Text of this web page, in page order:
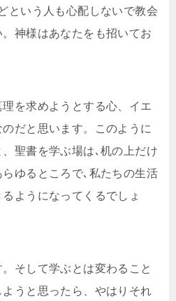
という人も心配しないで教会
神様はあなたをも招いてお
を求めようとする心、イエ
だと思います。このように
聖書を学ぶ場は､机の上だけ
ゆるところで､私たちの生活
ようになってくるでしょ
そして学ぶとは変わること
うと思ったら、やはりそれ